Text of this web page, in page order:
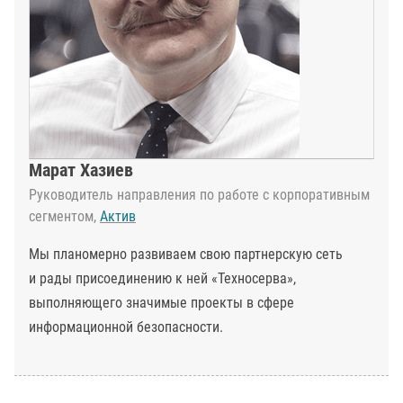
Марат Хазиев
Руководитель направления по работе с корпоративным
сегментом, Актив
Мы планомерно развиваем свою партнерскую сеть
и рады присоединению к ней «Техносерва»,
выполняющего значимые проекты в сфере
информационной безопасности.